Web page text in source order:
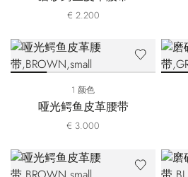
€ 2.200
1 颜色
哑光鳄鱼皮革腰带
€ 3.000